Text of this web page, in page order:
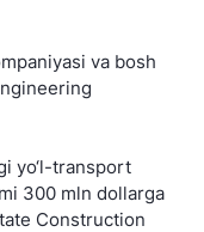
va bosh
yo‘l-transport
300 mln dollarga
Construction